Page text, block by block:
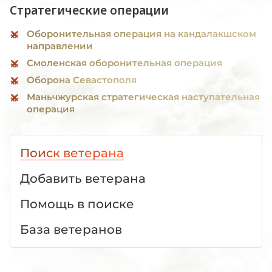
Стратегические операции
Оборонительная операция на кандалакшском
направлении
Смоленская оборонительная операция
Оборона Севастополя
Маньчжурская стратегическая наступательная
операция
Поиск ветерана
Добавить ветерана
Помощь в поиске
База ветеранов